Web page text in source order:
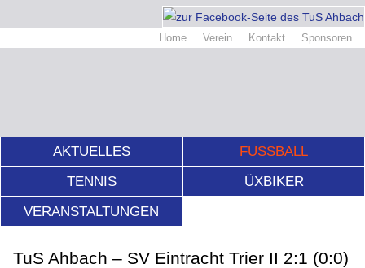
Home Verein Kontakt Sponsoren
AKTUELLES
FUSSBALL
TENNIS
ÜXBIKER
VERANSTALTUNGEN
TuS Ahbach – SV Eintracht Trier II 2:1 (0:0)